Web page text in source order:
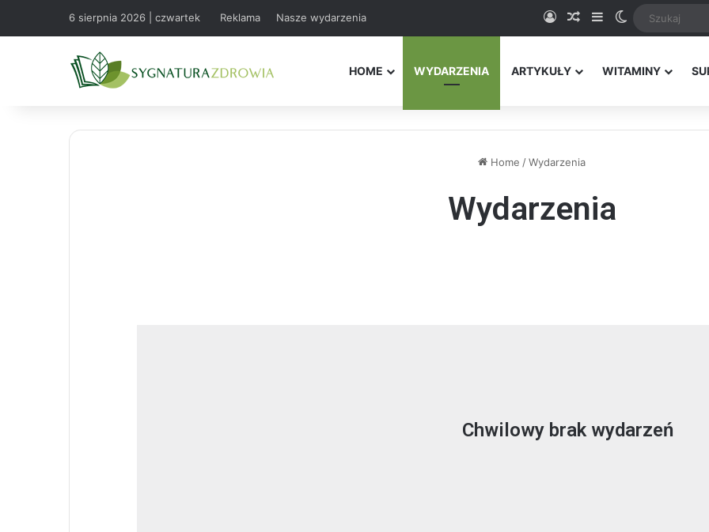
6 sierpnia 2026 | czwartek Reklama Nasze wydarzenia Logowanie
Random Article
SidebarSwitch skin
HOME WYDARZENIA ARTYKUŁY WITAMINY
Home /Wydarzenia
Wydarzenia
Chwilowy brak wydarzeń